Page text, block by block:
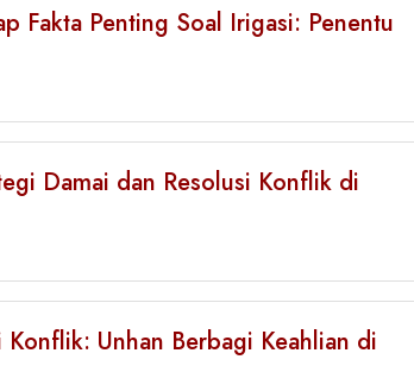
Fakta Penting Soal Irigasi: Penentu
Damai dan Resolusi Konflik di
Konflik: Unhan Berbagi Keahlian di